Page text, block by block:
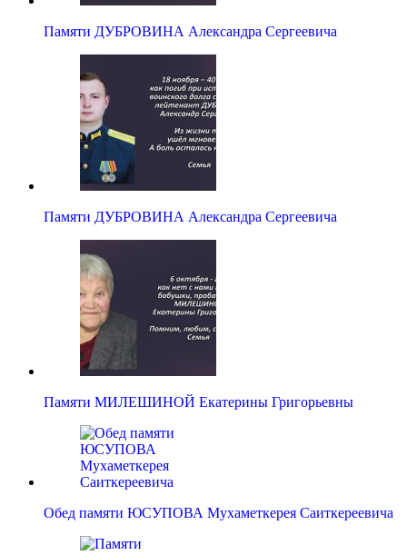
Памяти ДУБРОВИНА Александра Сергеевича
Памяти ДУБРОВИНА Александра Сергеевича
Памяти МИЛЕШИНОЙ Екатерины Григорьевны
Обед памяти ЮСУПОВА Мухаметкерея Саиткереевича